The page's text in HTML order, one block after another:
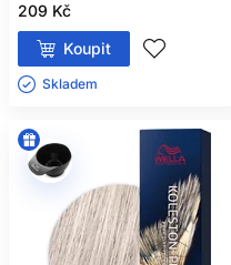
209 Kč
Koupit
Skladem ㅤ